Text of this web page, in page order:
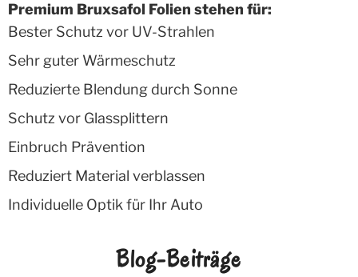
Premium Bruxsafol Folien stehen für:
Bester Schutz vor UV-Strahlen
Sehr guter Wärmeschutz
Reduzierte Blendung durch Sonne
Schutz vor Glassplittern
Einbruch Prävention
Reduziert Material verblassen
Individuelle Optik für Ihr Auto
Blog-Beiträge